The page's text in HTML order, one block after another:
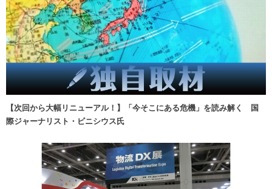
【次回から大幅リニューアル！】「今そこにある危機」を読み解く 国
際ジャーナリスト・ビニシウス氏